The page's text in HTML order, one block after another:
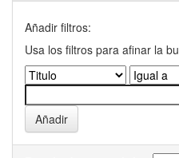
Añadir filtros:
Usa los filtros para afinar la